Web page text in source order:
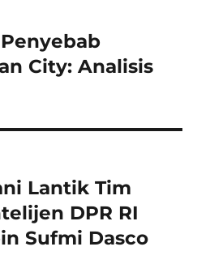
City: Analisis
Lantik Tim
DPR RI
Sufmi Dasco